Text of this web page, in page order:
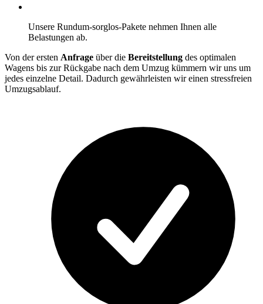
Unsere Rundum-sorglos-Pakete nehmen Ihnen alle
Belastungen ab.
Von der ersten Anfrage über die Bereitstellung des optimalen
Wagens bis zur Rückgabe nach dem Umzug kümmern wir uns um
jedes einzelne Detail. Dadurch gewährleisten wir einen stressfreien
Umzugsablauf.